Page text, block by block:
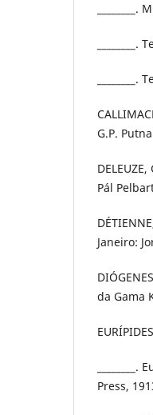
G.P.
Pál
Janeiro:
da Gama
Press,